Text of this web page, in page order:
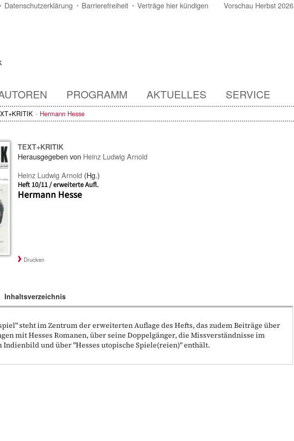
Datenschutzerklärung Barrierefreiheit Verträge hier kündigen Vorschau Herbst 2026
PROGRAMM AKTUELLES SERVICE
Hermann Hesse
TEXT+KRITIK
Herausgegeben von Heinz Ludwig Arnold
Heinz Ludwig Arnold (Hg.)
Heft 10/11 / erweiterte Aufl.
Hermann Hesse
Drucken
steht im Zentrum der erweiterten Auflage des Hefts, das zudem Beiträge über
mit Hesses Romanen, über seine Doppelgänger, die Missverständnisse im
und über "Hesses utopische Spiele(reien)" enthält.
Inhaltsverzeichnis